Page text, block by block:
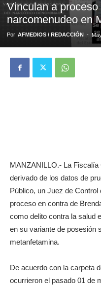
Vinculan a
narcomenudeo en
Por AFMEDIOS / REDACCIÓN -
MANZANILLO.- La Fiscalía
derivado de los datos de
Público, un Juez de
proceso en contra de
como delito contra la salud
en su variante de posesión
metanfetamina.
De acuerdo con la carpeta
ocurrieron el pasado 01 de